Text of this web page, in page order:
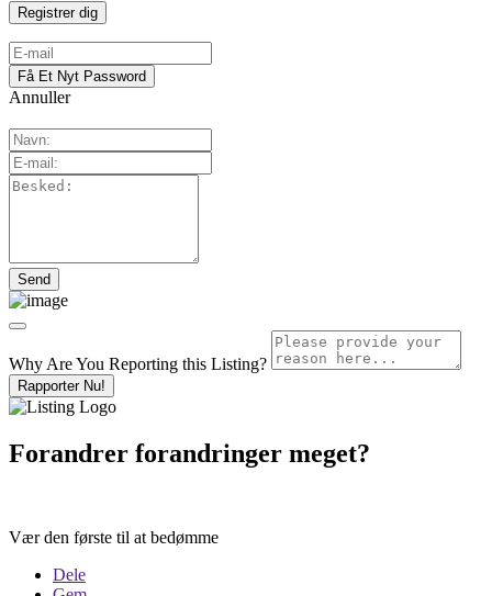
Annuller
Why Are You Reporting this Listing?
Rapporter Nu!
Forandrer forandringer meget?
Vær den første til at bedømme
Dele